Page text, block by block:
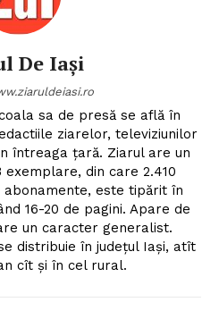
De Iași
sa de presă se află în
ziarelor, televiziunilor
întreaga ţară. Ziarul are un
exemplare, din care 2.410
este tipărit în
16-20 de pagini. Apare de
un caracter generalist.
distribuie în judeţul Iaşi, atît
cît şi în cel rural.